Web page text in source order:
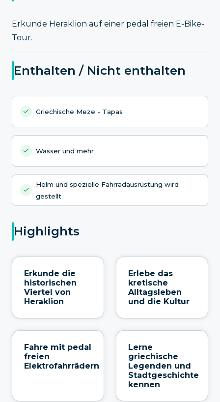
Erkunde Heraklion auf einer pedal freien E-Bike-
Tour.
Enthalten / Nicht enthalten
Griechische Meze - Tapas
Wasser und mehr
Helm und spezielle Fahrradausrüstung wird
gestellt
Highlights
Erkunde die
historischen
Viertel von
Heraklion
Erlebe das
kretische
Alltagsleben
und die Kultur
Fahre mit pedal
freien
Elektrofahrrädern
Lerne
griechische
Legenden und
Stadtgeschichte
kennen